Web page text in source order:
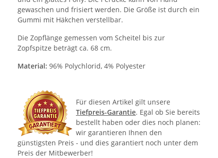
gewaschen und frisiert werden. Die Größe ist durch ein
Gummi mit Häkchen verstellbar.
Die Zopflänge gemessen vom Scheitel bis zur
Zopfspitze beträgt ca. 68 cm.
Material: 96% Polychlorid, 4% Polyester
Für diesen Artikel gilt unsere
Tiefpreis-Garantie. Egal ob Sie bereits
bestellt haben oder dies noch planen:
wir garantieren Ihnen den
günstigsten Preis - und dies garantiert noch unter dem
Preis der Mitbewerber!